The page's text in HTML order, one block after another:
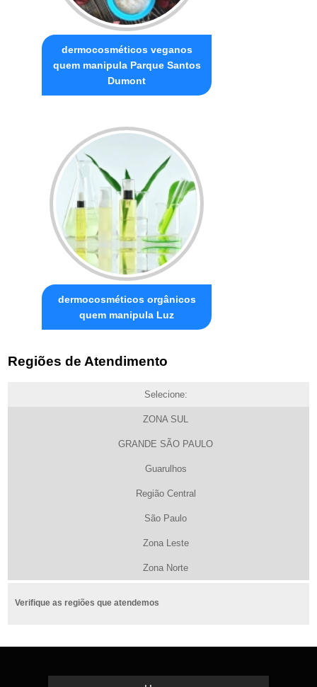
dermocosméticos veganos
quem manipula Parque Santos
Dumont
dermocosméticos orgânicos
quem manipula Luz
Regiões de Atendimento
Selecione:
ZONA SUL
GRANDE SÃO PAULO
Guarulhos
Região Central
São Paulo
Zona Leste
Zona Norte
Verifique as regiões que atendemos